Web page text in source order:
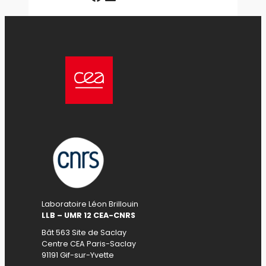
Laboratoire Léon Brillouin
LLB – UMR 12 CEA-CNRS
Bât 563 Site de Saclay
Centre CEA Paris-Saclay
91191 Gif-sur-Yvette